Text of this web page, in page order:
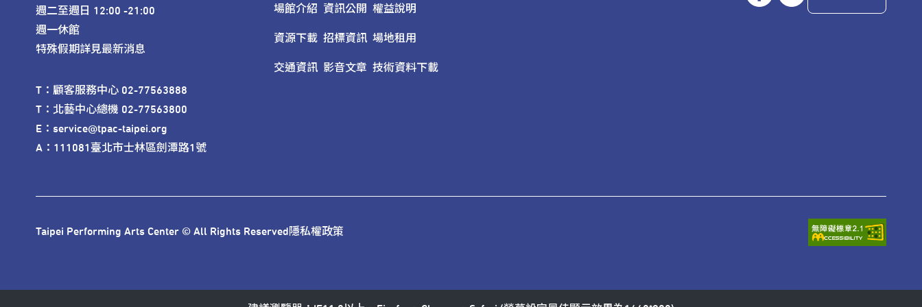
週二至週日 12:00 -21:00
週一休館
特殊假期詳見最新消息
T：顧客服務中心 02-77563888
T：北藝中心總機 02-77563800
E：service@tpac-taipei.org
A：111081臺北市士林區劍潭路1號
場館介紹
資源下載
交通資訊
資訊公開
招標資訊
影音文章
權益說明
場地租用
技術資料下載
Taipei Performing Arts Center © All Rights Reserved隱私權政策